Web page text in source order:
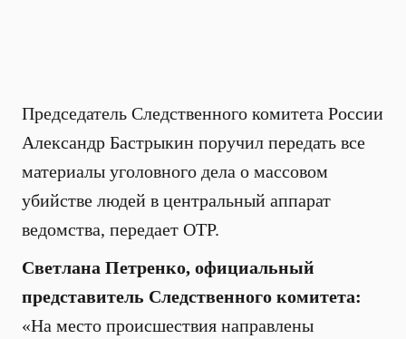
Председатель Следственного комитета России
Александр Бастрыкин поручил передать все
материалы уголовного дела о массовом
убийстве людей в центральный аппарат
ведомства, передает ОТР.
Светлана Петренко, официальный
представитель Следственного комитета:
«На место происшествия направлены